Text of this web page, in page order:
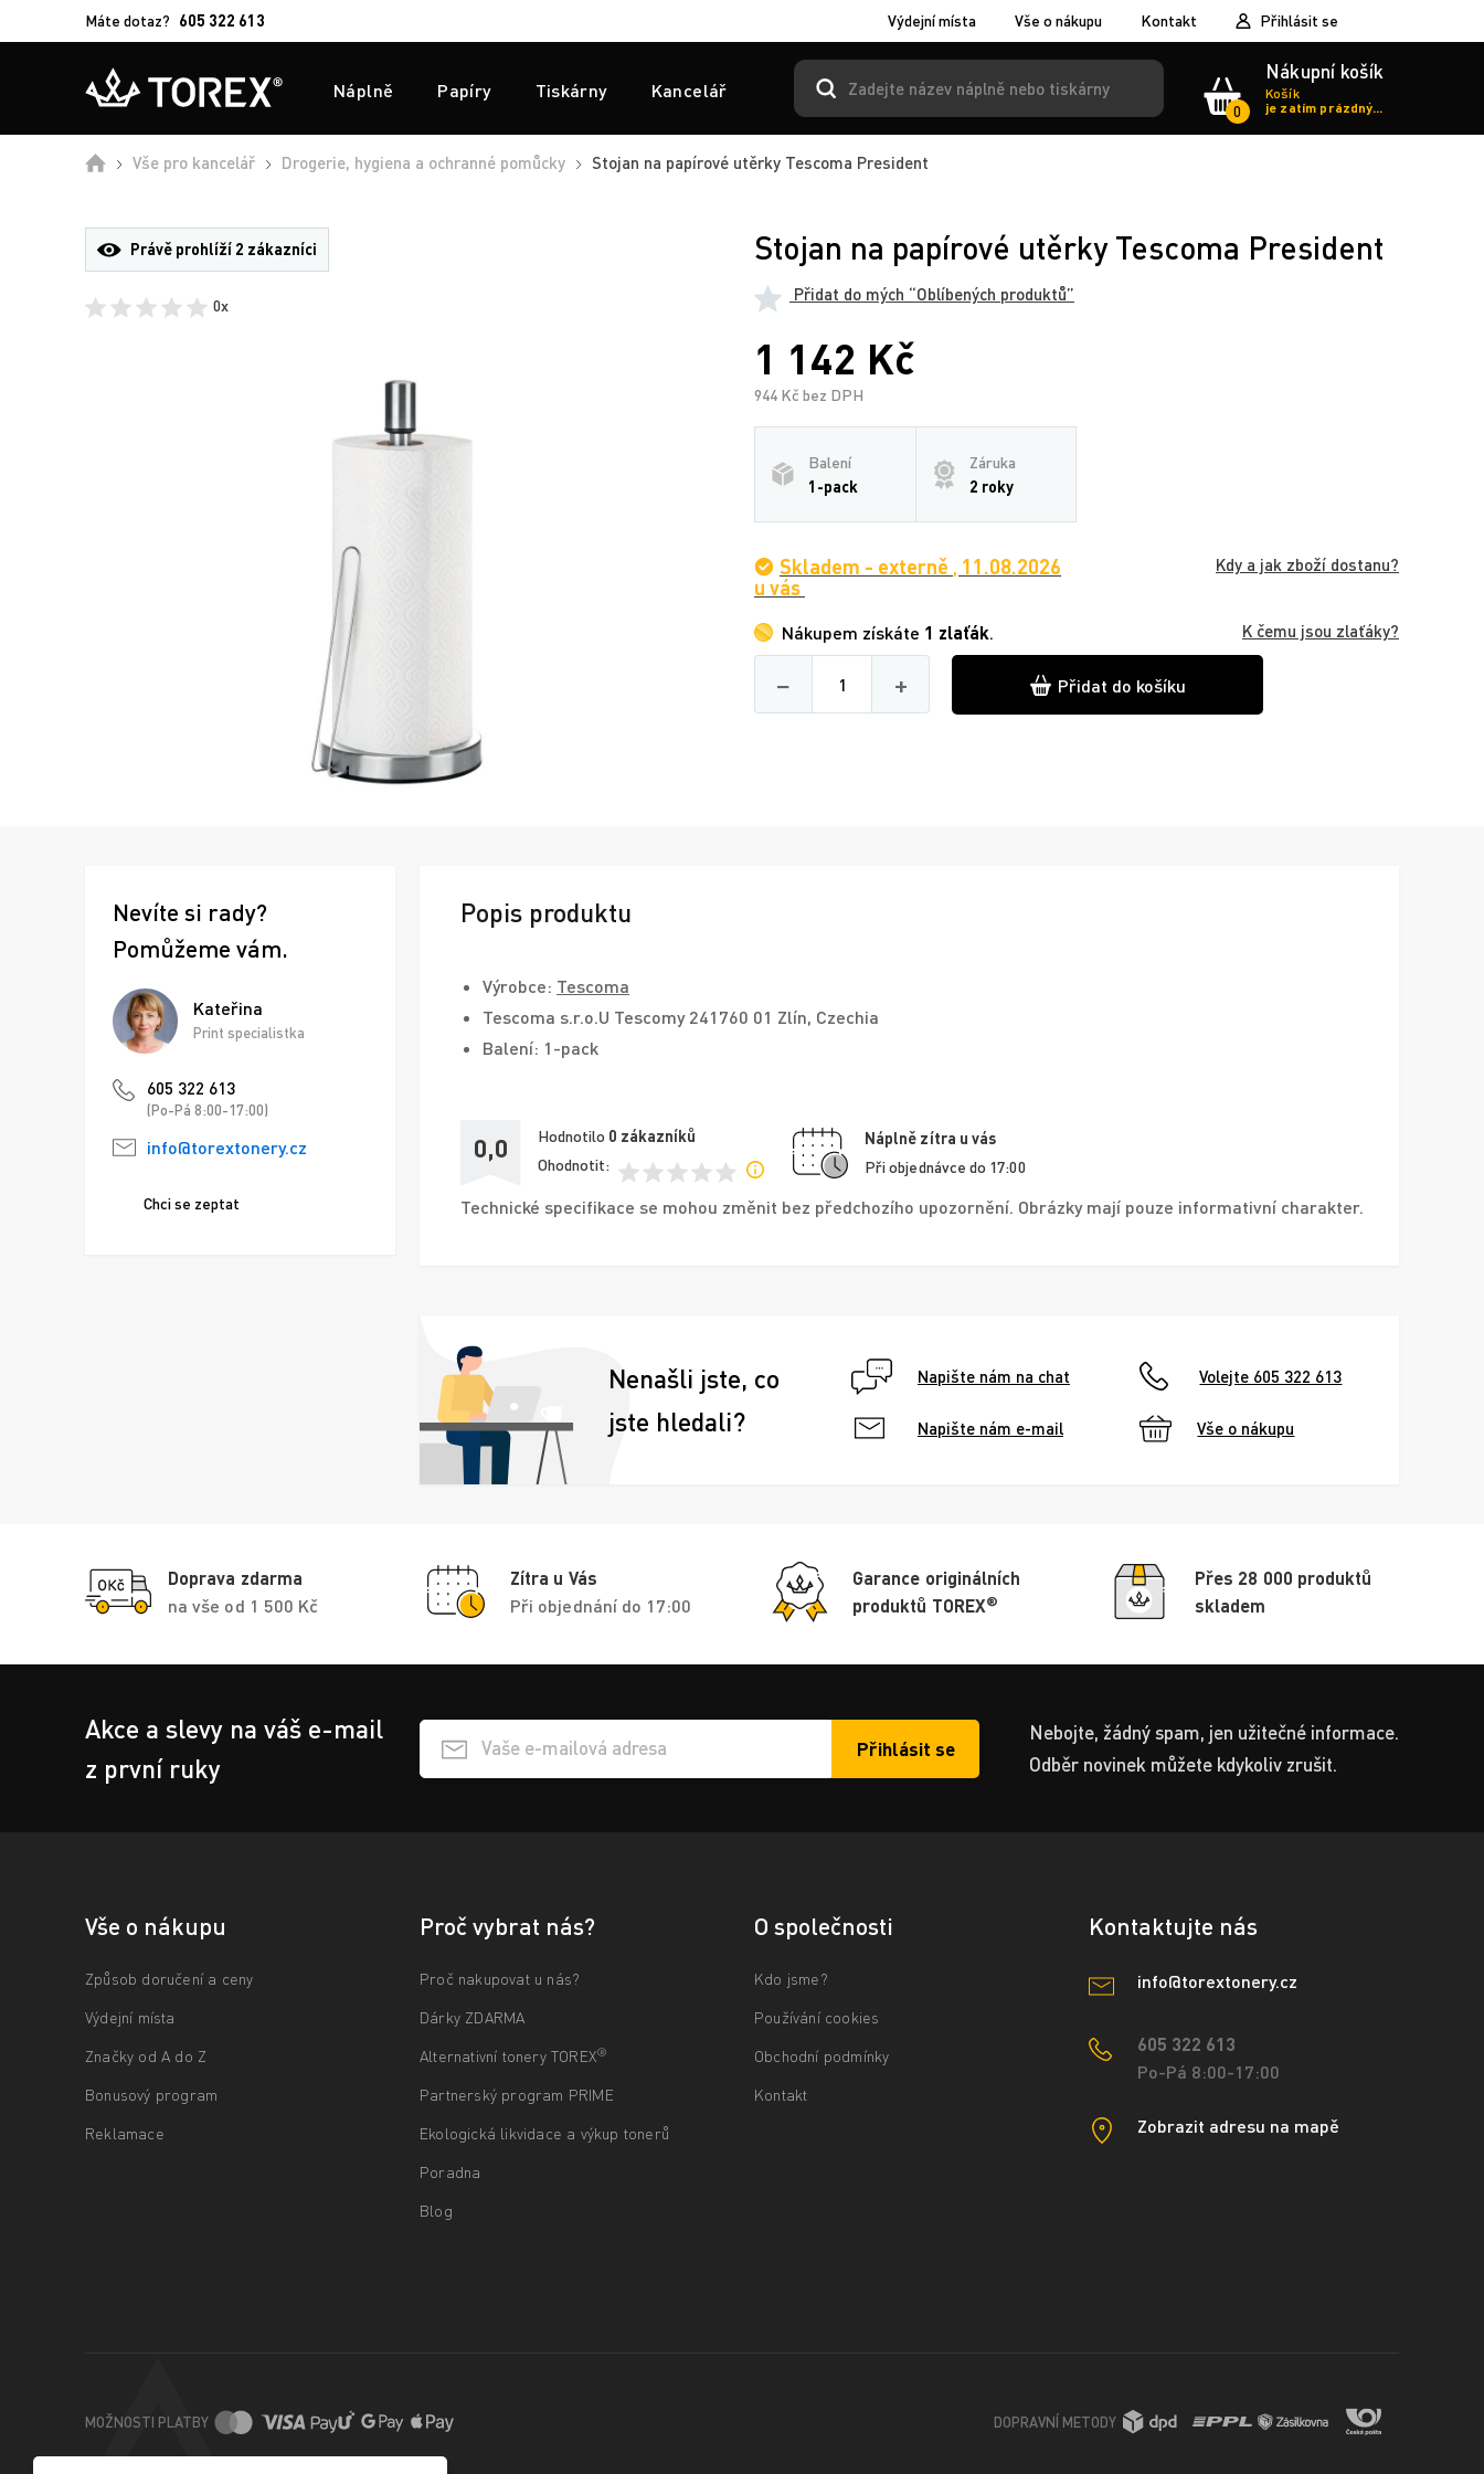
Máte dotaz? 605 322 613 Výdejní místa Vše o nákupu Kontakt Přihlásit se
Náplně Papíry Tiskárny Kancelář
0
Nákupní košík
Košík
je zatím prázdný...
ÚvodVše pro kancelář Drogerie, hygiena a ochranné pomůcky Stojan na papírové utěrky Tescoma President
Právě prohlíží 2 zákazníci
0x
Stojan na papírové utěrky Tescoma President
Přidat do mých “Oblíbených produktů”
1 142 Kč
944 Kč bez DPH
Balení
1-pack
Záruka
2 roky
Skladem - externě , 11.08.2026
u vás
Kdy a jak zboží dostanu?
Nákupem získáte 1 zlaťák. K čemu jsou zlaťáky?
−
Množství
+ Přidat do košíku
Nevíte si rady?
Pomůžeme vám.
Kateřina
Print specialistka
605 322 613
(Po-Pá 8:00-17:00)
info@torextonery.cz
Chci se zeptat
Popis produktu
Výrobce: Tescoma
Tescoma s.r.o.U Tescomy 241760 01 Zlín, Czechia
Balení: 1-pack
0,0 Hodnotilo 0 zákazníků
Ohodnotit:
Náplně zítra u vás
Při objednávce do 17:00
Technické specifikace se mohou změnit bez předchozího upozornění. Obrázky mají pouze informativní charakter.
Nenašli jste, co
jste hledali?
Napište nám na chat Volejte 605 322 613
Napište nám e-mail Vše o nákupu
Doprava zdarma
na vše od 1 500 Kč
Zítra u Vás
Při objednání do 17:00
Garance originálních
produktů TOREX®
Přes 28 000 produktů
skladem
Akce a slevy na váš e-mail
z první ruky
Přihlášení e-mailu k odběru Přihlásit se
Nebojte, žádný spam, jen užitečné informace.
Odběr novinek můžete kdykoliv zrušit.
Vše o nákupu
Způsob doručení a ceny
Výdejní místa
Značky od A do Z
Bonusový program
Reklamace
Proč vybrat nás?
Proč nakupovat u nás?
Dárky ZDARMA
Alternativní tonery TOREX®
Partnerský program PRIME
Ekologická likvidace a výkup tonerů
Poradna
Blog
O společnosti
Kdo jsme?
Používání cookies
Obchodní podmínky
Kontakt
Kontaktujte nás
info@torextonery.cz
605 322 613
Po-Pá 8:00-17:00
Zobrazit adresu na mapě
MOŽNOSTI PLATBY DOPRAVNÍ METODY